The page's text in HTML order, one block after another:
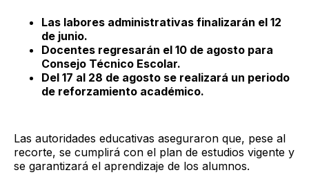
Las labores administrativas finalizarán el 12
de junio.
Docentes regresarán el 10 de agosto para
Consejo Técnico Escolar.
Del 17 al 28 de agosto se realizará un periodo
de reforzamiento académico.
Las autoridades educativas aseguraron que, pese al
recorte, se cumplirá con el plan de estudios vigente y
se garantizará el aprendizaje de los alumnos.